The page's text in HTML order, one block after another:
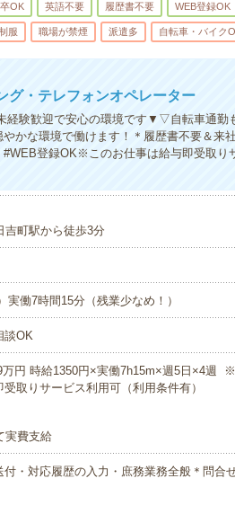
OK 英語不要 履歴書不要 WEB登録OK
服 職場が禁煙 派遣多 自転車・バイク
グ・テレフォンオペレーター
経験歓迎で安心の環境です▼▽自転車通
かな環境で働けます！＊履歴書不要＆来
登録OK※このお仕事は給与即受取り
吉町駅から徒歩3分
実働7時間15分（残業少なめ！）
OK
円 時給1350円×実働7h15m×週5日×4週
取りサービス利用可（利用条件有）
実費支給
付・対応履歴の入力・庶務業務全般＊問合